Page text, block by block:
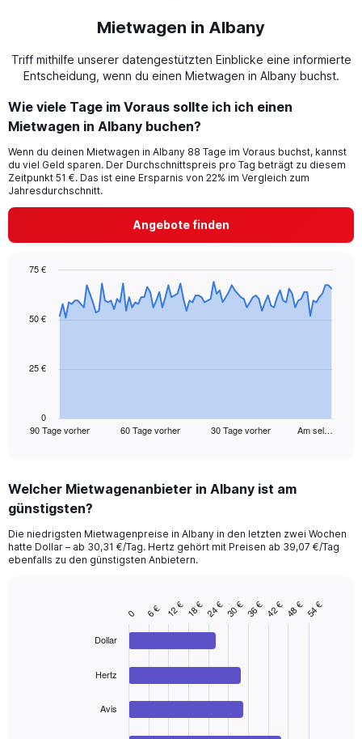
Mietwagen in Albany
Triff mithilfe unserer datengestützten Einblicke eine informierte
Entscheidung, wenn du einen Mietwagen in Albany buchst.
Wie viele Tage im Voraus sollte ich ich einen
Mietwagen in Albany buchen?
Wenn du deinen Mietwagen in Albany 88 Tage im Voraus buchst, kannst
du viel Geld sparen. Der Durchschnittspreis pro Tag beträgt zu diesem
Zeitpunkt 51 €. Das ist eine Ersparnis von 22% im Vergleich zum
Jahresdurchschnitt.
Angebote finden
data
The
Range:
91
The
chart
90 Tage vorher 60 Tage vorher 30 Tage vorher Am sel…
0
25 €
50 €
75 €
End
Welcher Mietwagenanbieter in Albany ist am
günstigsten?
Die niedrigsten Mietwagenpreise in Albany in den letzten zwei Wochen
hatte Dollar – ab 30,31 €/Tag. Hertz gehört mit Preisen ab 39,07 €/Tag
ebenfalls zu den günstigsten Anbietern.
Dollar
Hertz
Avis
0 12 € 24 € 36 € 48 €
6 € 18 € 30 € 42 € 54 €